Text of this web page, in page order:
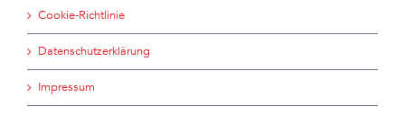
Cookie-Richtlinie
Datenschutzerklärung
Impressum